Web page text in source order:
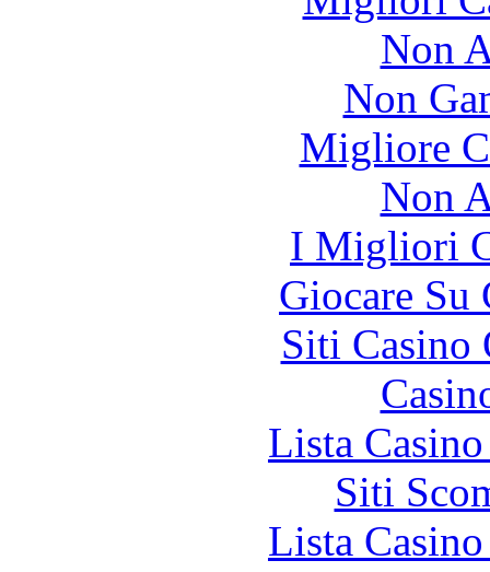
Non
Non
Migliore
Non
I Migliori
Giocare Su
Siti Casino
Lista
Siti
Lista